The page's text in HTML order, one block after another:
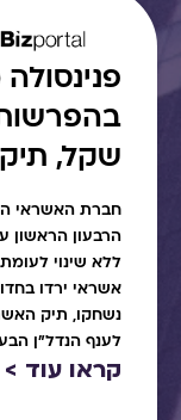
שקל,
חברת האשראי
ללא שינוי
לענף הנדל"ן
קראו עוד >